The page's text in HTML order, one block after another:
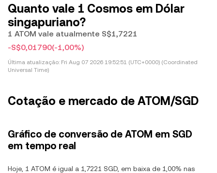
Quanto vale 1 Cosmos em Dólar
singapuriano?
1 ATOM vale atualmente S$1,7221
-S$0,01790(-1,00%)
Última atualização: Fri Aug 07 2026 19:52:51 (UTC+0000) (Coordinated
Universal Time)
Cotação e mercado de ATOM/SGD
Gráfico de conversão de ATOM em SGD
em tempo real
Hoje, 1 ATOM é igual a 1,7221 SGD, em baixa de 1,00% nas